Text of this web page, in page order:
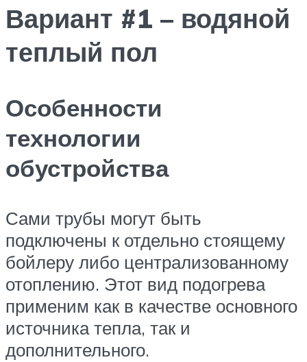
Вариант #1 – водяной
теплый пол
Особенности
технологии
обустройства
Сами трубы могут быть
подключены к отдельно стоящему
бойлеру либо централизованному
отоплению. Этот вид подогрева
применим как в качестве основного
источника тепла, так и
дополнительного.